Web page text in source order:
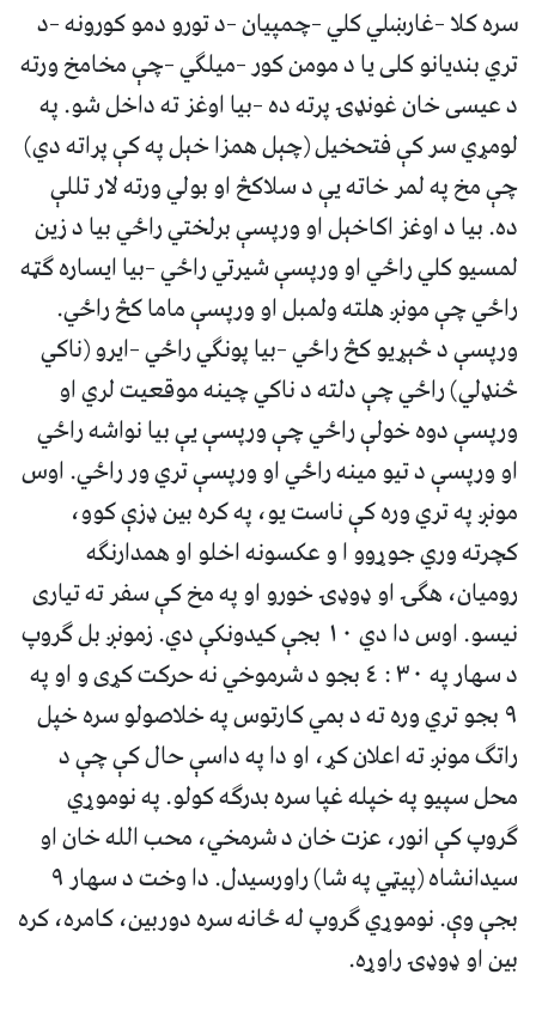
سره کلا –غارښلي کلي –چمپيان –د تورو دمو کورونه –د
تري بنديانو کلى يا د مومن کور –ميلگي –چې مخامخ ورته
د عيسى خان غونډۍ پرته ده –بيا اوغز ته داخل شو. په
لومړي سر کې فتحخيل (چېل همزا خېل په کې پراته دي)
چې مخ په لمر خاته يې د سلاکڅ او بولي ورته لار تللې
ده. بيا د اوغز اکاخېل او ورپسې برلختي راځي بيا د زين
لمسيو کلي راځي او ورپسې شيرتي راځي –بيا ايساره گټه
راځي چې مونږ هلته ولمبل او ورپسې ماما کڅ راځي.
ورپسې د څېړيو کڅ راځي –بيا پونگي راځي –ايرو (ناکي
څنډلي) راځي چې دلته د ناکي چينه موقعيت لري او
ورپسې دوه خولې راځي چې ورپسې يې بيا نواشه راځي
او ورپسې د تيو مينه راځي او ورپسې تري ور راځي. اوس
مونږ په تري وره کې ناست يو، په کره بين ډزې کوو،
کچرته وري جوړوو ا و عکسونه اخلو او همدارنگه
روميان، هگۍ او ډوډۍ خورو او په مخ کې سفر ته تيارى
نيسو. اوس دا دي ١٠ بجې کيدونکې دي. زمونږ بل گروپ
د سهار په ٣٠ : ٤ بجو د شرموخي نه حرکت کړى و او په
٩ بجو تري وره ته د بمي کارتوس په خلاصولو سره خپل
راتگ مونږ ته اعلان کړ، او دا په داسې حال کې چې د
محل سپيو په خپله غپا سره بدرگه کولو. په نوموړي
گروپ کې انور، عزت خان د شرمخي، محب الله خان او
سيدانشاه (پيټي په شا) راورسيدل. دا وخت د سهار ٩
بجې وې. نوموړي ګروپ له ځانه سره دوربين، کامره، کره
بين او ډوډۍ راوړه.